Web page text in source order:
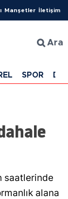
Manşetler İletişim
Ara
SPOR
saatlerinde
alana